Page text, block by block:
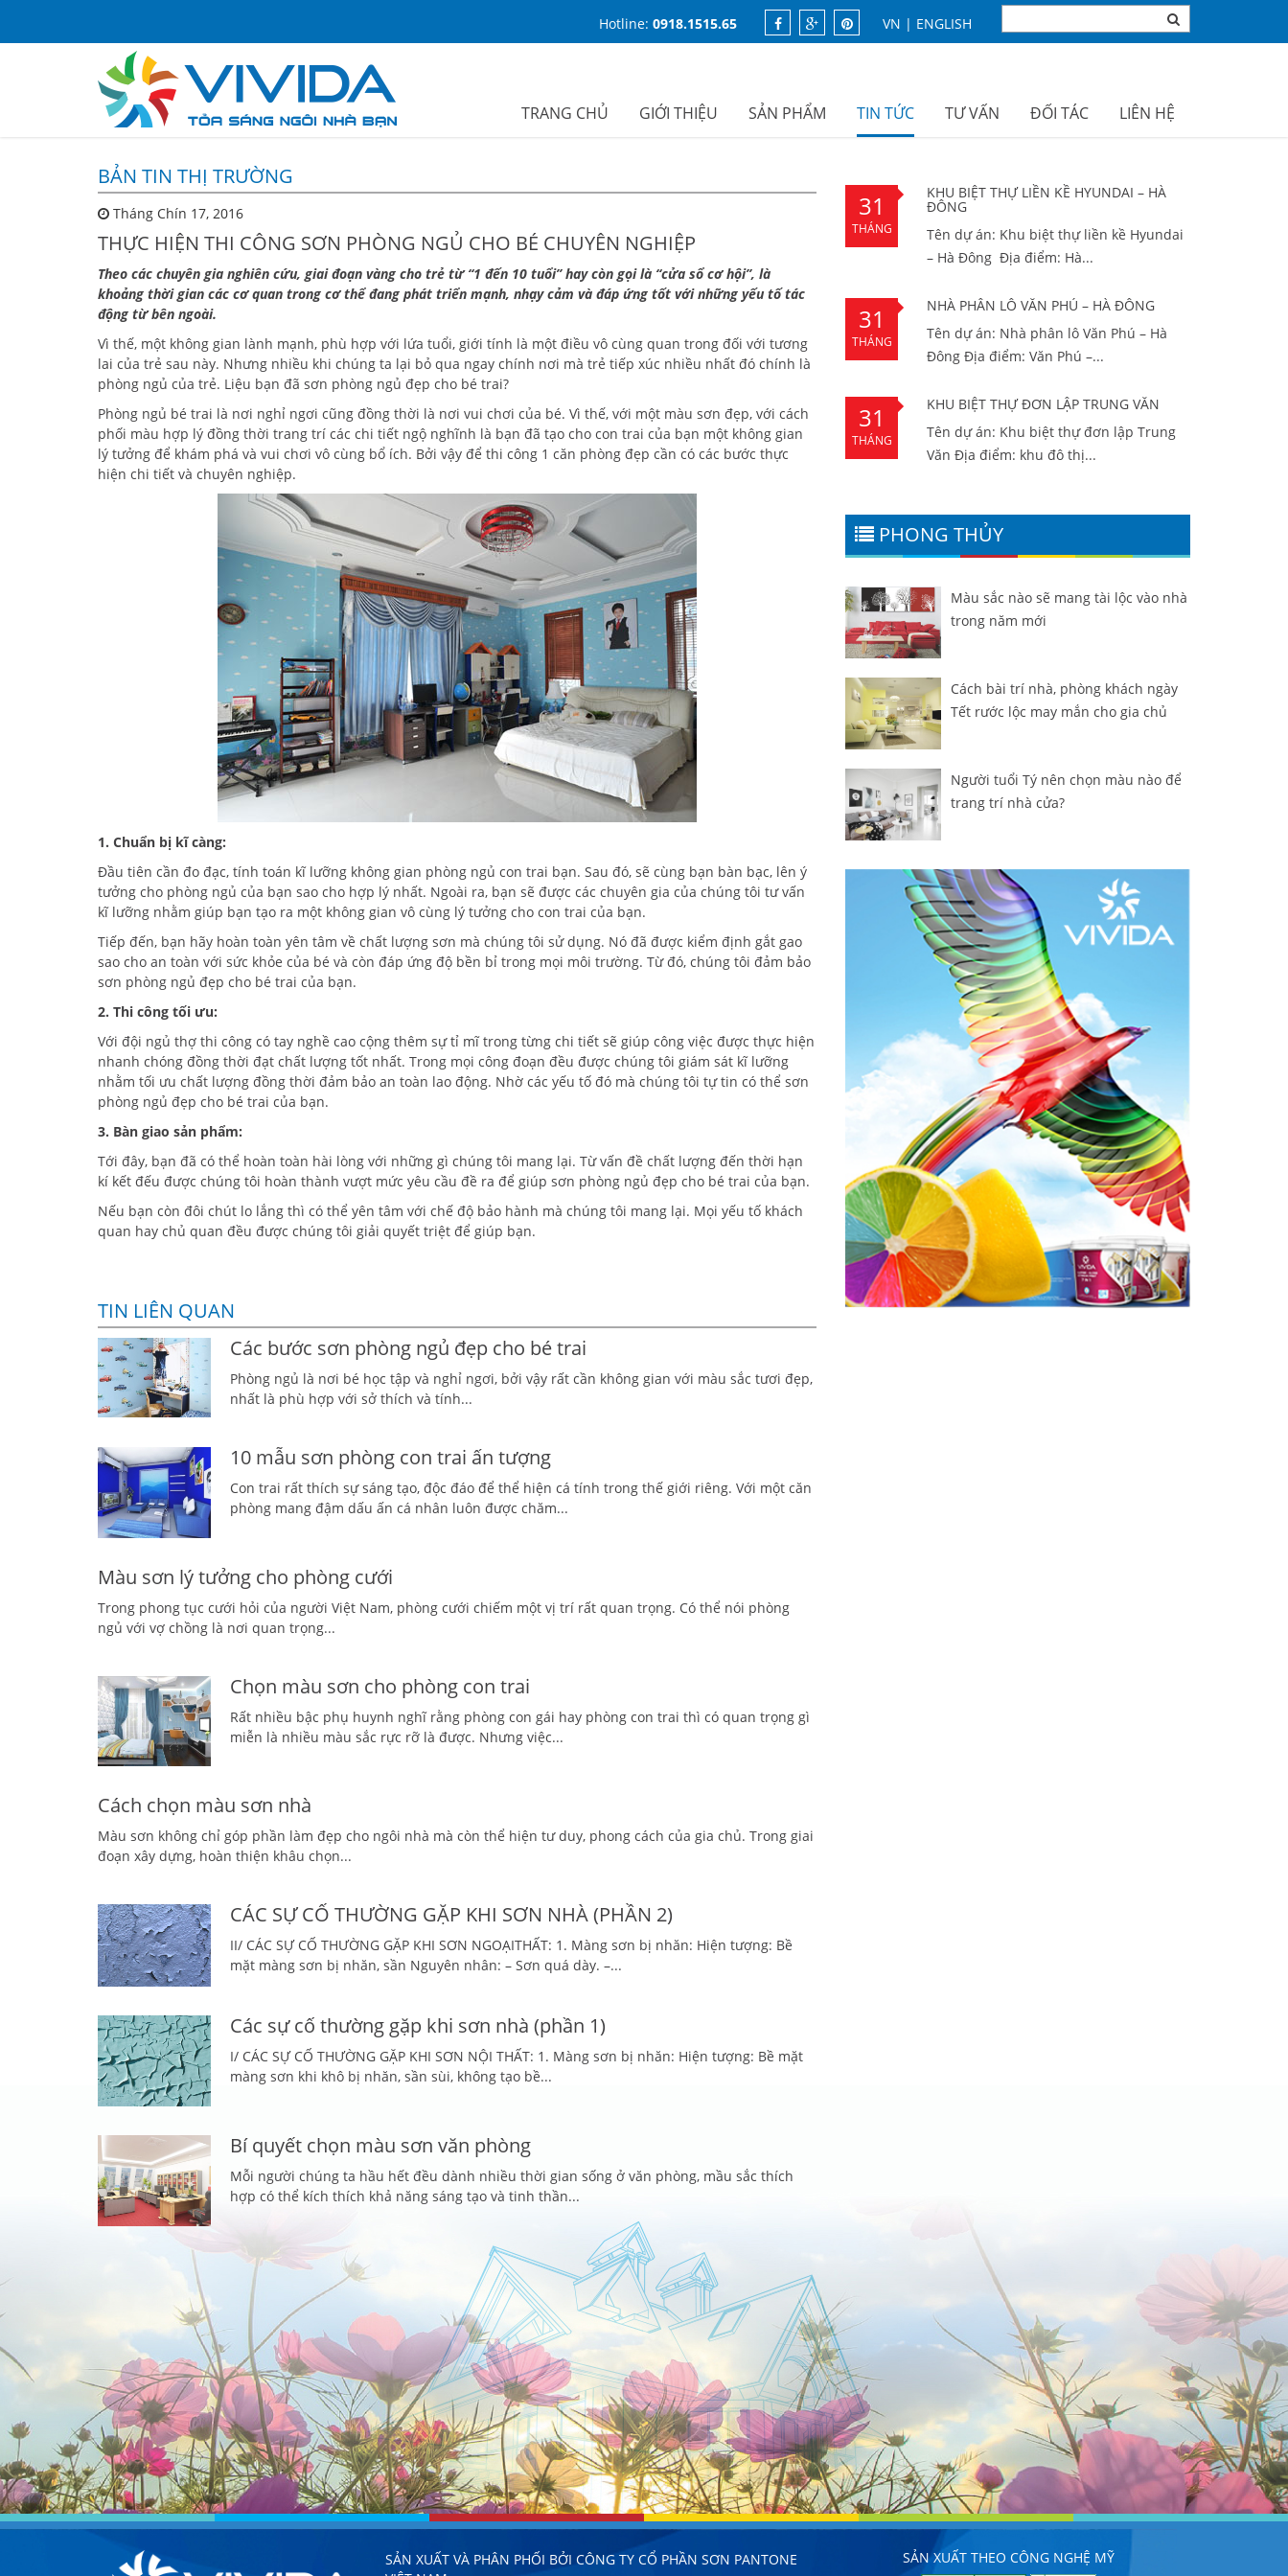
Hotline: 0918.1515.65 VN | ENGLISH
TRANG CHỦ GIỚI THIỆU SẢN PHẨM TIN TỨC TƯ VẤN ĐỐI TÁC LIÊN HỆ
BẢN TIN THỊ TRƯỜNG
Tháng Chín 17, 2016
THỰC HIỆN THI CÔNG SƠN PHÒNG NGỦ CHO BÉ CHUYÊN NGHIỆP
Theo các chuyên gia nghiên cứu, giai đoạn vàng cho trẻ từ “1 đến 10 tuổi” hay còn gọi là “cửa sổ cơ hội”, là
khoảng thời gian các cơ quan trong cơ thể đang phát triển mạnh, nhạy cảm và đáp ứng tốt với những yếu tố tác
động từ bên ngoài.
Vì thế, một không gian lành mạnh, phù hợp với lứa tuổi, giới tính là một điều vô cùng quan trong đối với tương
lai của trẻ sau này. Nhưng nhiều khi chúng ta lại bỏ qua ngay chính nơi mà trẻ tiếp xúc nhiều nhất đó chính là
phòng ngủ của trẻ. Liệu bạn đã sơn phòng ngủ đẹp cho bé trai?
Phòng ngủ bé trai là nơi nghỉ ngơi cũng đồng thời là nơi vui chơi của bé. Vì thế, với một màu sơn đẹp, với cách
phối màu hợp lý đồng thời trang trí các chi tiết ngộ nghĩnh là bạn đã tạo cho con trai của bạn một không gian
lý tưởng để khám phá và vui chơi vô cùng bổ ích. Bởi vậy để thi công 1 căn phòng đẹp cần có các bước thực
hiện chi tiết và chuyên nghiệp.
1. Chuẩn bị kĩ càng:
Đầu tiên cần đo đạc, tính toán kĩ lưỡng không gian phòng ngủ con trai bạn. Sau đó, sẽ cùng bạn bàn bạc, lên ý
tưởng cho phòng ngủ của bạn sao cho hợp lý nhất. Ngoài ra, bạn sẽ được các chuyên gia của chúng tôi tư vấn
kĩ lưỡng nhằm giúp bạn tạo ra một không gian vô cùng lý tưởng cho con trai của bạn.
Tiếp đến, bạn hãy hoàn toàn yên tâm về chất lượng sơn mà chúng tôi sử dụng. Nó đã được kiểm định gắt gao
sao cho an toàn với sức khỏe của bé và còn đáp ứng độ bền bỉ trong mọi môi trường. Từ đó, chúng tôi đảm bảo
sơn phòng ngủ đẹp cho bé trai của bạn.
2. Thi công tối ưu:
Với đội ngủ thợ thi công có tay nghề cao cộng thêm sự tỉ mĩ trong từng chi tiết sẽ giúp công việc được thực hiện
nhanh chóng đồng thời đạt chất lượng tốt nhất. Trong mọi công đoạn đều được chúng tôi giám sát kĩ lưỡng
nhằm tối ưu chất lượng đồng thời đảm bảo an toàn lao động. Nhờ các yếu tố đó mà chúng tôi tự tin có thể sơn
phòng ngủ đẹp cho bé trai của bạn.
3. Bàn giao sản phẩm:
Tới đây, bạn đã có thể hoàn toàn hài lòng với những gì chúng tôi mang lại. Từ vấn đề chất lượng đến thời hạn
kí kết đếu được chúng tôi hoàn thành vượt mức yêu cầu đề ra để giúp sơn phòng ngủ đẹp cho bé trai của bạn.
Nếu bạn còn đôi chút lo lắng thì có thể yên tâm với chế độ bảo hành mà chúng tôi mang lại. Mọi yếu tố khách
quan hay chủ quan đều được chúng tôi giải quyết triệt để giúp bạn.
TIN LIÊN QUAN
Các bước sơn phòng ngủ đẹp cho bé trai
Phòng ngủ là nơi bé học tập và nghỉ ngơi, bởi vậy rất cần không gian với màu sắc tươi đẹp,
nhất là phù hợp với sở thích và tính...
10 mẫu sơn phòng con trai ấn tượng
Con trai rất thích sự sáng tạo, độc đáo để thể hiện cá tính trong thế giới riêng. Với một căn
phòng mang đậm dấu ấn cá nhân luôn được chăm...
Màu sơn lý tưởng cho phòng cưới
Trong phong tục cưới hỏi của người Việt Nam, phòng cưới chiếm một vị trí rất quan trọng. Có thể nói phòng
ngủ với vợ chồng là nơi quan trọng...
Chọn màu sơn cho phòng con trai
Rất nhiều bậc phụ huynh nghĩ rằng phòng con gái hay phòng con trai thì có quan trọng gì
miễn là nhiều màu sắc rực rỡ là được. Nhưng việc...
Cách chọn màu sơn nhà
Màu sơn không chỉ góp phần làm đẹp cho ngôi nhà mà còn thể hiện tư duy, phong cách của gia chủ. Trong giai
đoạn xây dựng, hoàn thiện khâu chọn...
CÁC SỰ CỐ THƯỜNG GẶP KHI SƠN NHÀ (PHẦN 2)
II/ CÁC SỰ CỐ THƯỜNG GẶP KHI SƠN NGOẠITHẤT: 1. Màng sơn bị nhăn: Hiện tượng: Bề
mặt màng sơn bị nhăn, sần Nguyên nhân: – Sơn quá dày. –...
Các sự cố thường gặp khi sơn nhà (phần 1)
I/ CÁC SỰ CỐ THƯỜNG GẶP KHI SƠN NỘI THẤT: 1. Màng sơn bị nhăn: Hiện tượng: Bề mặt
màng sơn khi khô bị nhăn, sần sùi, không tạo bề...
Bí quyết chọn màu sơn văn phòng
Mỗi người chúng ta hầu hết đều dành nhiều thời gian sống ở văn phòng, mầu sắc thích
hợp có thể kích thích khả năng sáng tạo và tinh thần...
31
THÁNG
10
KHU BIỆT THỰ LIỀN KỀ HYUNDAI – HÀ
ĐÔNG
Tên dự án: Khu biệt thự liền kề Hyundai
– Hà Đông Địa điểm: Hà...
31
THÁNG
10
NHÀ PHÂN LÔ VĂN PHÚ – HÀ ĐÔNG
Tên dự án: Nhà phân lô Văn Phú – Hà
Đông Địa điểm: Văn Phú –...
31
THÁNG
10
KHU BIỆT THỰ ĐƠN LẬP TRUNG VĂN
Tên dự án: Khu biệt thự đơn lập Trung
Văn Địa điểm: khu đô thị...
PHONG THỦY
Màu sắc nào sẽ mang tài lộc vào nhà
trong năm mới
Cách bài trí nhà, phòng khách ngày
Tết rước lộc may mắn cho gia chủ
Người tuổi Tý nên chọn màu nào để
trang trí nhà cửa?
SẢN XUẤT VÀ PHÂN PHỐI BỞI CÔNG TY CỔ PHẦN SƠN PANTONE
SẢN XUẤT THEO CÔNG NGHỆ MỸ